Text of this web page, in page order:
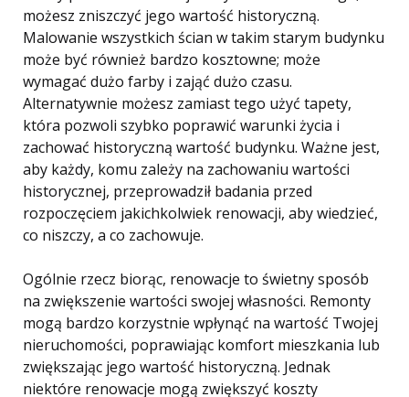
możesz zniszczyć jego wartość historyczną.
Malowanie wszystkich ścian w takim starym budynku
może być również bardzo kosztowne; może
wymagać dużo farby i zająć dużo czasu.
Alternatywnie możesz zamiast tego użyć tapety,
która pozwoli szybko poprawić warunki życia i
zachować historyczną wartość budynku. Ważne jest,
aby każdy, komu zależy na zachowaniu wartości
historycznej, przeprowadził badania przed
rozpoczęciem jakichkolwiek renowacji, aby wiedzieć,
co niszczy, a co zachowuje.
Ogólnie rzecz biorąc, renowacje to świetny sposób
na zwiększenie wartości swojej własności. Remonty
mogą bardzo korzystnie wpłynąć na wartość Twojej
nieruchomości, poprawiając komfort mieszkania lub
zwiększając jego wartość historyczną. Jednak
niektóre renowacje mogą zwiększyć koszty